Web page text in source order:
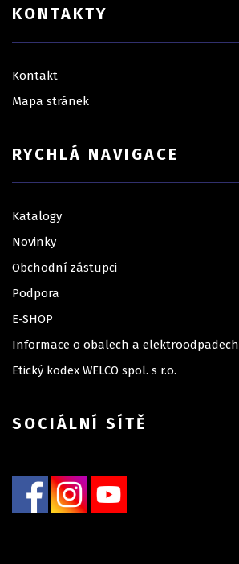
KONTAKTY
Kontakt
Mapa stránek
RYCHLÁ NAVIGACE
Katalogy
Novinky
Obchodní zástupci
Podpora
E-SHOP
Informace o obalech a elektroodpadech
Etický kodex WELCO spol. s r.o.
SOCIÁLNÍ SÍTĚ